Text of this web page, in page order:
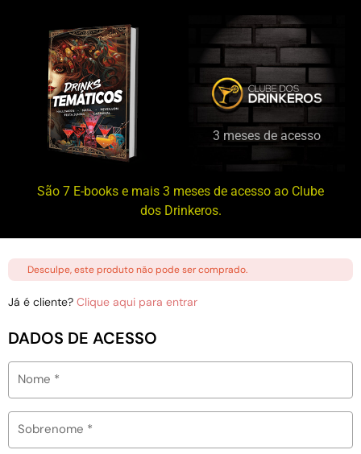
3 meses de acesso
São 7 E-books e mais 3 meses de acesso ao Clube
dos Drinkeros.
Desculpe, este produto não pode ser comprado.
Já é cliente? Clique aqui para entrar
DADOS DE ACESSO
Nome *
Sobrenome *